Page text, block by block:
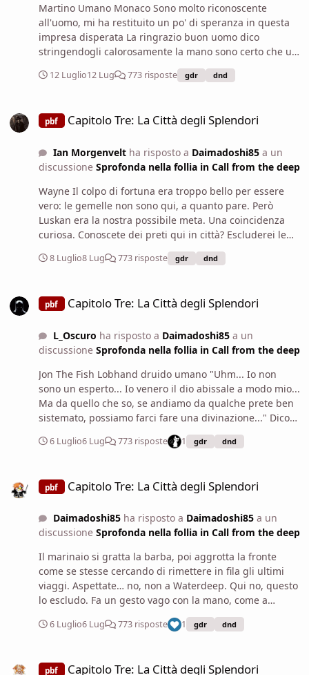
quelle due non so altro. Vi ho detto quello che mi
tornava in mente. Se le cercate davvero, fate presto:
gente come loro non resta ferma troppo a lungo. Il
marinaio vi offre un ultimo cenno del capo, cortese ma
già pronto a tornare ai suoi affari sul molo, lasciandovi
con le vostre domande e con la vostra pista.
Martino Umano Monaco Sono molto riconoscente
all'uomo, mi ha restituito un po' di speranza in questa
impresa disperata La ringrazio buon uomo dico
stringendogli calorosamente la mano sono certo che un
giorno la sua gentilezza verrà ricompensata ma non da
uno squattrinato come me penso mentre mi congedo
può esserci utile non vedo perché no aggiungo Che
anche loro dirette dove stiamo andando noi!
12 Luglio12 Lug 773 risposte gdr dnd
pbf Capitolo Tre: La Città degli Splendori
Ian Morgenveltha risposto a Daimadoshi85a un
discussione Sprofonda nella follia in Call from the deep
Wayne Il colpo di fortuna era troppo bello per essere
vero: le gemelle non sono qui, a quanto pare. Però
Luskan era la nostra possibile meta. Una coincidenza
curiosa. Conoscete dei preti qui in città? Escluderei le
sacerdotesse di Beshaba, per ovvie ragioni. Dico a Jon
dopo la sua proposta. Forse la nana è definibile tale? Ma
8 Luglio8 Lug 773 risposte gdr dnd
pbf Capitolo Tre: La Città degli Splendori
L_Oscuro ha risposto a Daimadoshi85a un
discussione Sprofonda nella follia in Call from the deep
Jon The Fish Lobhand druido umano "Uhm... Io non
sono un esperto... Io venero il dio abissale a modo mio...
Ma da quello che so, se andiamo da qualche prete ben
sistemato, possiamo farci fare una divinazione..." Dico
agli altri a bassa voce... Ma perché sto bisbigliando?
Maledizione, ogni volta che parlo di preti abbasso la
stanno a Luskan o a Neverwinter."
6 Luglio6 Lug 773 risposte 1 gdr dnd
pbf Capitolo Tre: La Città degli Splendori
Daimadoshi85ha risposto a Daimadoshi85a un
discussione Sprofonda nella follia in Call from the deep
Il marinaio si gratta la barba, poi aggrotta la fronte
come se stesse cercando di rimettere in fila gli ultimi
viaggi. Aspettate… no, non a Waterdeep. Qui no, questo
lo escludo. Fa un gesto vago con la mano, come a
scartare l’idea. Però le descrizioni… sì, mi tornano. Due
ragazze, una più decisa e l’altra che le stava dietro quasi
6 Luglio6 Lug 773 risposte 1 gdr dnd
pbf Capitolo Tre: La Città degli Splendori